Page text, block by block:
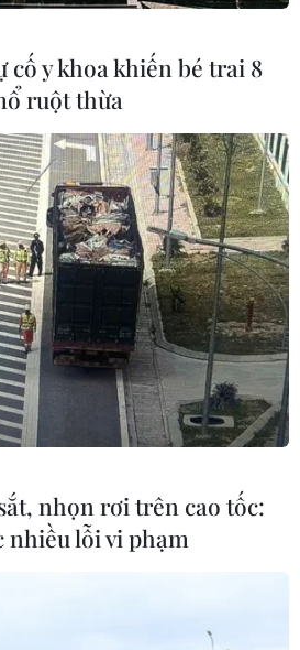
MỤC
tinh riêng,
Bắc Kinh
tâm AI
trung bình
AI trong công
cố y khoa khiến bé trai 8
ruột thừa
nhọn rơi trên cao tốc:
nhiều lỗi vi phạm